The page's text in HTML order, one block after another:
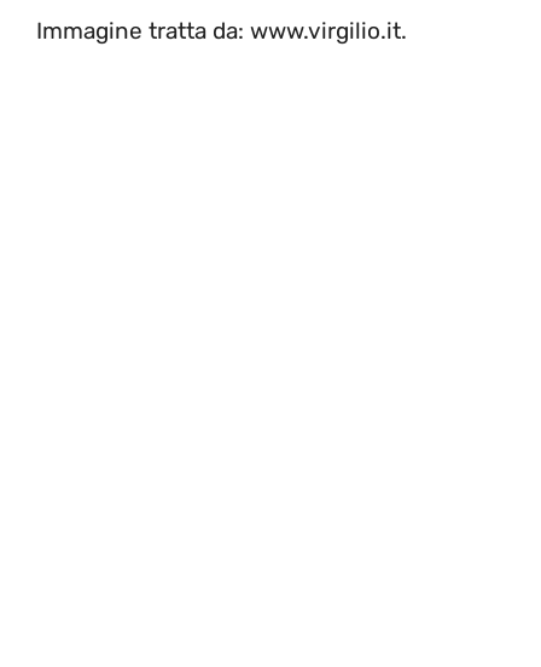
Immagine tratta da: www.virgilio.it.